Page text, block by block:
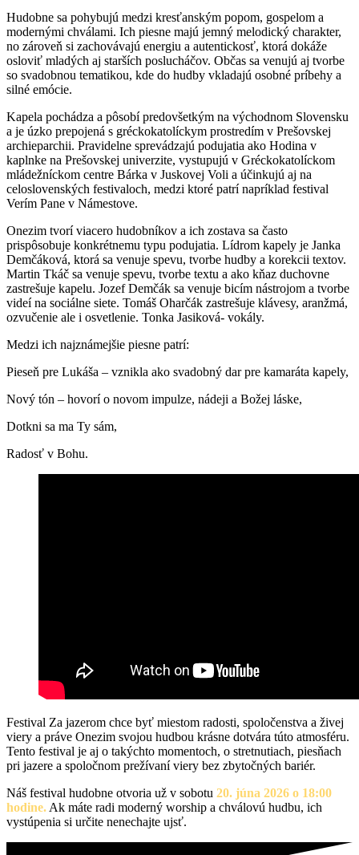
Hudobne sa pohybujú medzi kresťanským popom, gospelom a
modernými chválami. Ich piesne majú jemný melodický charakter,
no zároveň si zachovávajú energiu a autentickosť, ktorá dokáže
osloviť mladých aj starších poslucháčov. Občas sa venujú aj tvorbe
so svadobnou tematikou, kde do hudby vkladajú osobné príbehy a
silné emócie.
Kapela pochádza a pôsobí predovšetkým na východnom Slovensku
a je úzko prepojená s gréckokatolíckym prostredím v Prešovskej
archieparchii. Pravidelne sprevádzajú podujatia ako Hodina v
kaplnke na Prešovskej univerzite, vystupujú v Gréckokatolíckom
mládežníckom centre Bárka v Juskovej Voli a účinkujú aj na
celoslovenských festivaloch, medzi ktoré patrí napríklad festival
Verím Pane v Námestove.
Onezim tvorí viacero hudobníkov a ich zostava sa často
prispôsobuje konkrétnemu typu podujatia. Lídrom kapely je Janka
Demčáková, ktorá sa venuje spevu, tvorbe hudby a korekcii textov.
Martin Tkáč sa venuje spevu, tvorbe textu a ako kňaz duchovne
zastrešuje kapelu. Jozef Demčák sa venuje bicím nástrojom a tvorbe
videí na sociálne siete. Tomáš Oharčák zastrešuje klávesy, aranžmá,
ozvučenie ale i osvetlenie. Tonka Jasiková- vokály.
Medzi ich najznámejšie piesne patrí:
Pieseň pre Lukáša – vznikla ako svadobný dar pre kamaráta kapely,
Nový tón – hovorí o novom impulze, nádeji a Božej láske,
Dotkni sa ma Ty sám,
Radosť v Bohu.
Festival Za jazerom chce byť miestom radosti, spoločenstva a živej
viery a práve Onezim svojou hudbou krásne dotvára túto atmosféru.
Tento festival je aj o takýchto momentoch, o stretnutiach, piesňach
pri jazere a spoločnom prežívaní viery bez zbytočných bariér.
Náš festival hudobne otvoria už v sobotu 20. júna 2026 o 18:00
hodine. Ak máte radi moderný worship a chválovú hudbu, ich
vystúpenia si určite nenechajte ujsť.